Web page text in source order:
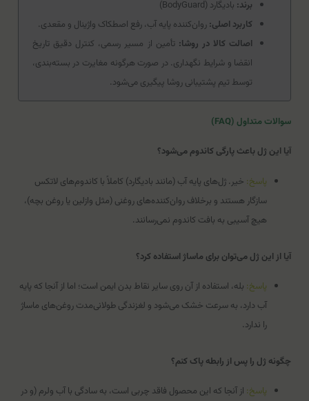
برند: بادیگارد (BodyGuard)
کاربرد اصلی:روان‌کننده پایه آب، رفع اصطکاک واژینال و مقعدی.
اصالت کالا در روشا: تأمین از مسیر رسمی، کنترل دقیق تاریخ
انقضا و شرایط نگهداری. در صورت هرگونه مغایرت در بسته‌بندی،
توسط تیم پشتیبانی روشا پیگیری می‌شود.
سوالات متداول (FAQ)
آیا این ژل باعث پارگی کاندوم می‌شود؟
پاسخ: خیر. ژل‌های پایه آب (مانند بادیگارد) کاملاً با کاندوم‌های لاتکس
سازگار هستند و برخلاف روان‌کننده‌های روغنی (مثل وازلین یا روغن بچه)،
هیچ آسیبی به بافت کاندوم نمی‌رسانند.
آیا از این ژل می‌توان برای ماساژ استفاده کرد؟
پاسخ: بله، استفاده از آن روی سایر نقاط بدن ایمن است؛ اما از آنجا که پایه
آب دارد، به سرعت خشک می‌شود و لغزندگی طولانی‌مدت روغن‌های ماساژ
را ندارد.
چگونه ژل را پس از رابطه پاک کنم؟
پاسخ: از آنجا که این محصول فاقد چربی است، به سادگی با آب ولرم (و در